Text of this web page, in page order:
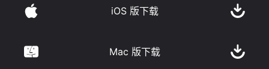
iOS 版下载
Mac 版下载